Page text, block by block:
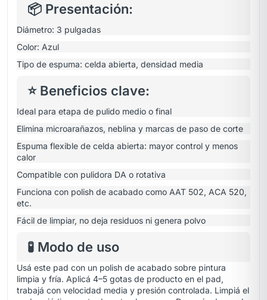
📦 Presentación:
Diámetro: 3 pulgadas
Color: Azul
Tipo de espuma: celda abierta, densidad media
⭐ Beneficios clave:
Ideal para etapa de pulido medio o final
Elimina microarañazos, neblina y marcas de paso de corte
Espuma flexible de celda abierta: mayor control y menos
calor
Compatible con pulidora DA o rotativa
Funciona con polish de acabado como AAT 502, ACA 520,
etc.
Fácil de limpiar, no deja residuos ni genera polvo
🧪 Modo de uso
Usá este pad con un polish de acabado sobre pintura
limpia y fría. Aplicá 4–5 gotas de producto en el pad,
trabajá con velocidad media y presión controlada. Limpiá el